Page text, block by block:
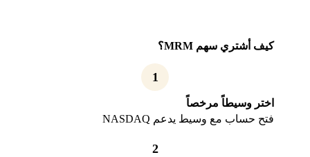
كيف أشتري سهم MRM؟
1
اختر وسيطاً مرخصاً
فتح حساب مع وسيط يدعم NASDAQ
2